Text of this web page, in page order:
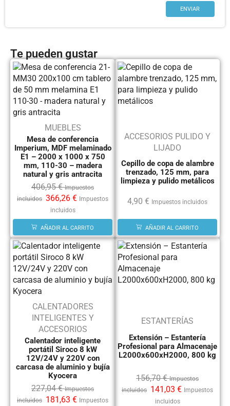
Te pueden gustar
MUEBLES
Mesa de conferencia
Imperium, MDF melaminado
E1 – 2000 x 1000 x 750
mm, 110-30 – madera
natural y gris antracita
406,95€ Impuestos
incluidos 366,26 € Impuestos
incluidos
AÑADIR AL CARRITO
ACCESORIOS PULIDO Y
LIJADO
Cepillo de copa de alambre
trenzado, 125 mm, para
limpieza y pulido metálicos
4,90 € Impuestos incluidos
AÑADIR AL CARRITO
CALENTADORES
INTELIGENTES Y
ACCESORIOS
Calentador inteligente
portátil Siroco 8 kW
12V/24V y 220V con
carcasa de aluminio y bujía
Kyocera
227,04€ Impuestos
incluidos 181,63 € Impuestos
ESTANTERÍAS
Extensión – Estantería
Profesional para Almacenaje
L2000x600xH2000, 800 kg
156,70€ Impuestos
incluidos 141,03 € Impuestos
incluidos